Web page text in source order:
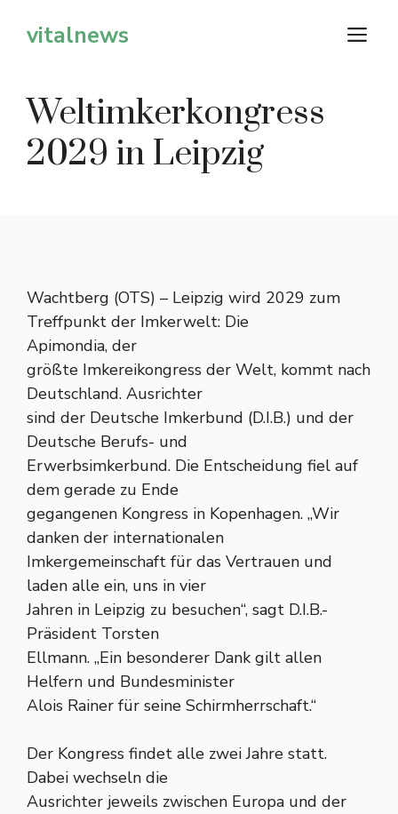
Inhaltvitalnews
Weltimkerkongress
2029 in Leipzig
Wachtberg (OTS) – Leipzig wird 2029 zum
Treffpunkt der Imkerwelt: Die
Apimondia, der
größte Imkereikongress der Welt, kommt nach
Deutschland. Ausrichter
sind der Deutsche Imkerbund (D.I.B.) und der
Deutsche Berufs- und
Erwerbsimkerbund. Die Entscheidung fiel auf
dem gerade zu Ende
gegangenen Kongress in Kopenhagen. „Wir
danken der internationalen
Imkergemeinschaft für das Vertrauen und
laden alle ein, uns in vier
Jahren in Leipzig zu besuchen“, sagt D.I.B.-
Präsident Torsten
Ellmann. „Ein besonderer Dank gilt allen
Helfern und Bundesminister
Alois Rainer für seine Schirmherrschaft.“
Der Kongress findet alle zwei Jahre statt.
Dabei wechseln die
Ausrichter jeweils zwischen Europa und der